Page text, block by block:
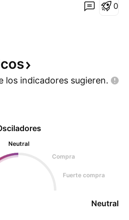
0
los indicadores sugieren.
Neutral
Compra
Fuerte compra
Neutral